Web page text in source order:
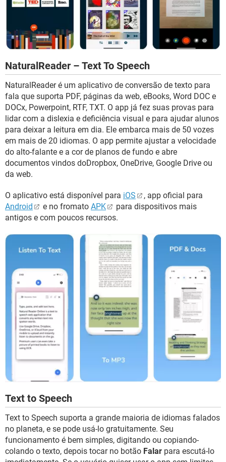
NaturalReader – Text To Speech
NaturalReader é um aplicativo de conversão de texto para
fala que suporta PDF, páginas da web, eBooks, Word DOC e
DOCx, Powerpoint, RTF, TXT. O app já fez suas provas para
lidar com a dislexia e deficiência visual e para ajudar alunos
para deixar a leitura em dia. Ele embarca mais de 50 vozes
em mais de 20 idiomas. O app permite ajustar a velocidade
do alto-falante e a cor de planos de fundo e abre
documentos vindos doDropbox, OneDrive, Google Drive ou
da web.
O aplicativo está disponível para iOS
, app oficial para
Android
e no fromato APK
para dispositivos mais
antigos e com poucos recursos.
Text to Speech
Text to Speech suporta a grande maioria de idiomas falados
no planeta, e se pode usá-lo gratuitamente. Seu
funcionamento é bem simples, digitando ou copiando-
colando o texto, depois tocar no botão Falar para escutá-lo